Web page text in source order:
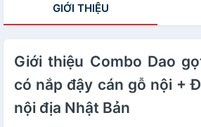
GIỚI THIỆU
Giới thiệu Combo Dao
có nắp đậy cán gỗ nội +
nội địa Nhật Bản